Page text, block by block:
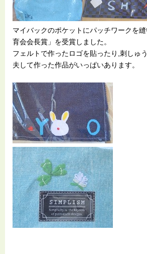
マイバックのポケットにパッチワークを
育会会長賞」を受賞しました。
フェルトで作ったロゴを貼ったり,刺しゅ
夫して作った作品がいっぱいあります。